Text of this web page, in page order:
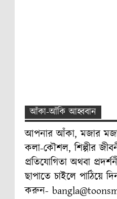
আঁকা-আঁকি আহ্ববান
আপনার আঁকা, মজার
কলা-কৌশল, শিল্পীর
প্রতিযোগিতা অথবা
ছাপাতে চাইলে পাঠিয়ে
করুন-